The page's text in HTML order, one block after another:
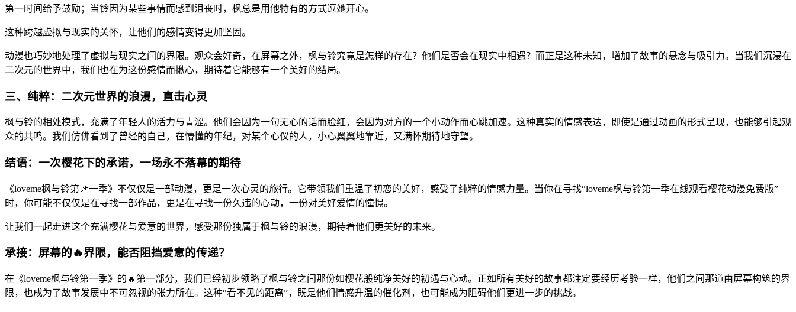
第一时间给予鼓励；当铃因为某些事情而感到沮丧时，枫总是用他特有的方式逗她开心。
这种跨越虚拟与现实的关怀，让他们的感情变得更加坚固。
动漫也巧妙地处理了虚拟与现实之间的界限。观众会好奇，在屏幕之外，枫与铃究竟是怎样的存在？他们是否会在现实中相遇？而正是这种未知，增加了故事的悬念与吸引力。当我们沉浸在
二次元的世界中，我们也在为这份感情而揪心，期待着它能够有一个美好的结局。
三、纯粹：二次元世界的浪漫，直击心灵
枫与铃的相处模式，充满了年轻人的活力与青涩。他们会因为一句无心的话而脸红，会因为对方的一个小动作而心跳加速。这种真实的情感表达，即使是通过动画的形式呈现，也能够引起观
众的共鸣。我们仿佛看到了曾经的自己，在懵懂的年纪，对某个心仪的人，小心翼翼地靠近，又满怀期待地守望。
结语：一次樱花下的承诺，一场永不落幕的期待
《loveme枫与铃第📌一季》不仅仅是一部动漫，更是一次心灵的旅行。它带领我们重温了初恋的美好，感受了纯粹的情感力量。当你在寻找“loveme枫与铃第一季在线观看樱花动漫免费版”
时，你可能不仅仅是在寻找一部作品，更是在寻找一份久违的心动，一份对美好爱情的憧憬。
让我们一起走进这个充满樱花与爱意的世界，感受那份独属于枫与铃的浪漫，期待着他们更美好的未来。
承接：屏幕的🔥界限，能否阻挡爱意的传递？
在《loveme枫与铃第一季》的🔥第一部分，我们已经初步领略了枫与铃之间那份如樱花般纯净美好的初遇与心动。正如所有美好的故事都注定要经历考验一样，他们之间那道由屏幕构筑的界
限，也成为了故事发展中不可忽视的张力所在。这种“看不见的距离”，既是他们情感升温的催化剂，也可能成为阻碍他们更进一步的挑战。